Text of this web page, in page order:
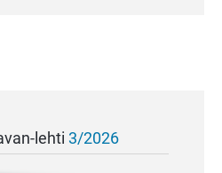
lehti 3/2026